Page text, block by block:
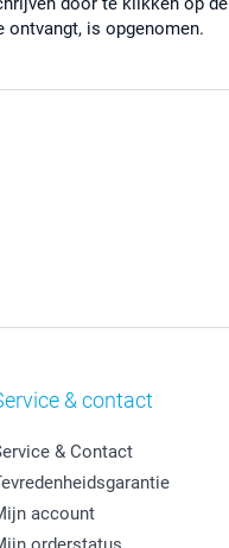
is opgenomen.
& contact
& Contact
account